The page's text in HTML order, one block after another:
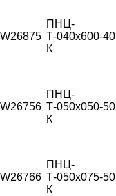
W26875
ПНЦ-
Т-040х600-
К
40
W26756
ПНЦ-
Т-050х050-
К
50
W26766
ПНЦ-
Т-050х075-
К
50